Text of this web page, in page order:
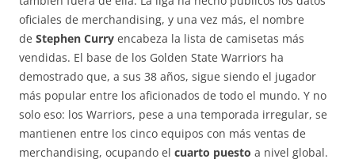
oficiales de merchandising, y una vez más, el nombre
de Stephen Curry encabeza la lista de camisetas más
vendidas. El base de los Golden State Warriors ha
demostrado que, a sus 38 años, sigue siendo el jugador
más popular entre los aficionados de todo el mundo. Y no
solo eso: los Warriors, pese a una temporada irregular, se
mantienen entre los cinco equipos con más ventas de
merchandising, ocupando el cuarto puesto a nivel global.